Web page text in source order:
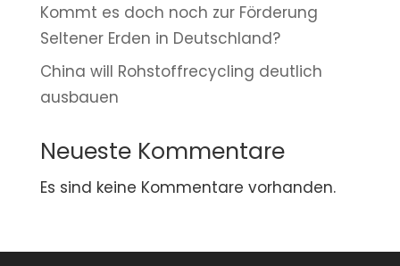
Kommt es doch noch zur Förderung
Seltener Erden in Deutschland?
China will Rohstoffrecycling deutlich
ausbauen
Neueste Kommentare
Es sind keine Kommentare vorhanden.